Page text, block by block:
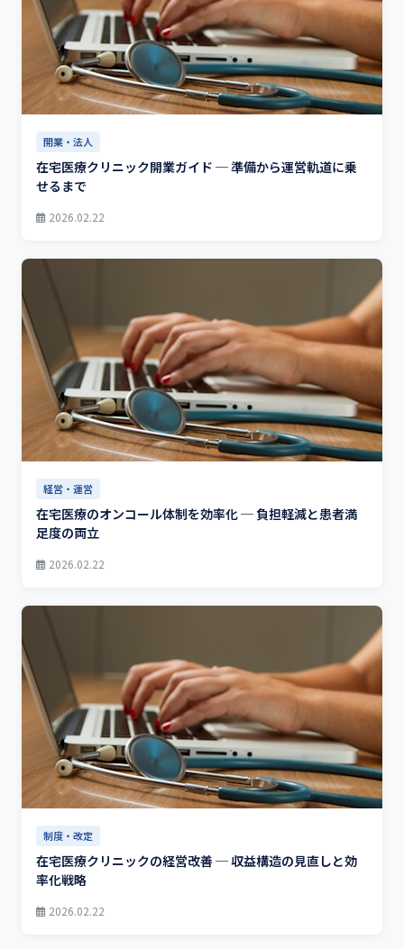
開業・法人
在宅医療クリニック開業ガイド ─ 準備から運営軌道に乗
せるまで
2026.02.22
経営・運営
在宅医療のオンコール体制を効率化 ─ 負担軽減と患者満
足度の両立
2026.02.22
制度・改定
在宅医療クリニックの経営改善 ─ 収益構造の見直しと効
率化戦略
2026.02.22